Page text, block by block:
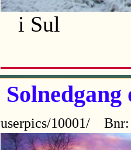
i Sul
userpics/10001/ Bnr: